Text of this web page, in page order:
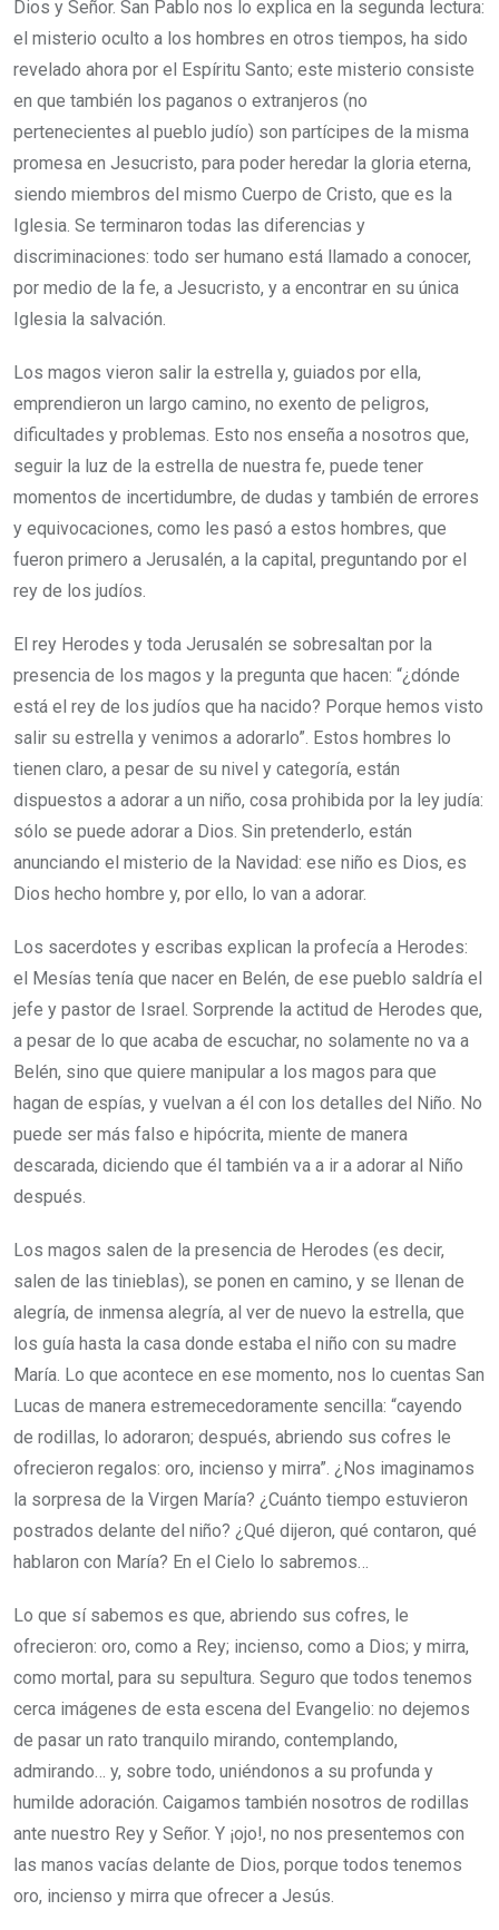
Dios y Señor. San Pablo nos lo explica en la segunda lectura:
el misterio oculto a los hombres en otros tiempos, ha sido
revelado ahora por el Espíritu Santo; este misterio consiste
en que también los paganos o extranjeros (no
pertenecientes al pueblo judío) son partícipes de la misma
promesa en Jesucristo, para poder heredar la gloria eterna,
siendo miembros del mismo Cuerpo de Cristo, que es la
Iglesia. Se terminaron todas las diferencias y
discriminaciones: todo ser humano está llamado a conocer,
por medio de la fe, a Jesucristo, y a encontrar en su única
Iglesia la salvación.
Los magos vieron salir la estrella y, guiados por ella,
emprendieron un largo camino, no exento de peligros,
dificultades y problemas. Esto nos enseña a nosotros que,
seguir la luz de la estrella de nuestra fe, puede tener
momentos de incertidumbre, de dudas y también de errores
y equivocaciones, como les pasó a estos hombres, que
fueron primero a Jerusalén, a la capital, preguntando por el
rey de los judíos.
El rey Herodes y toda Jerusalén se sobresaltan por la
presencia de los magos y la pregunta que hacen: “¿dónde
está el rey de los judíos que ha nacido? Porque hemos visto
salir su estrella y venimos a adorarlo”. Estos hombres lo
tienen claro, a pesar de su nivel y categoría, están
dispuestos a adorar a un niño, cosa prohibida por la ley judía:
sólo se puede adorar a Dios. Sin pretenderlo, están
anunciando el misterio de la Navidad: ese niño es Dios, es
Dios hecho hombre y, por ello, lo van a adorar.
Los sacerdotes y escribas explican la profecía a Herodes:
el Mesías tenía que nacer en Belén, de ese pueblo saldría el
jefe y pastor de Israel. Sorprende la actitud de Herodes que,
a pesar de lo que acaba de escuchar, no solamente no va a
Belén, sino que quiere manipular a los magos para que
hagan de espías, y vuelvan a él con los detalles del Niño. No
puede ser más falso e hipócrita, miente de manera
descarada, diciendo que él también va a ir a adorar al Niño
después.
Los magos salen de la presencia de Herodes (es decir,
salen de las tinieblas), se ponen en camino, y se llenan de
alegría, de inmensa alegría, al ver de nuevo la estrella, que
los guía hasta la casa donde estaba el niño con su madre
María. Lo que acontece en ese momento, nos lo cuentas San
Lucas de manera estremecedoramente sencilla: “cayendo
de rodillas, lo adoraron; después, abriendo sus cofres le
ofrecieron regalos: oro, incienso y mirra”. ¿Nos imaginamos
la sorpresa de la Virgen María? ¿Cuánto tiempo estuvieron
postrados delante del niño? ¿Qué dijeron, qué contaron, qué
hablaron con María? En el Cielo lo sabremos…
Lo que sí sabemos es que, abriendo sus cofres, le
ofrecieron: oro, como a Rey; incienso, como a Dios; y mirra,
como mortal, para su sepultura. Seguro que todos tenemos
cerca imágenes de esta escena del Evangelio: no dejemos
de pasar un rato tranquilo mirando, contemplando,
admirando… y, sobre todo, uniéndonos a su profunda y
humilde adoración. Caigamos también nosotros de rodillas
ante nuestro Rey y Señor. Y ¡ojo!, no nos presentemos con
las manos vacías delante de Dios, porque todos tenemos
oro, incienso y mirra que ofrecer a Jesús.